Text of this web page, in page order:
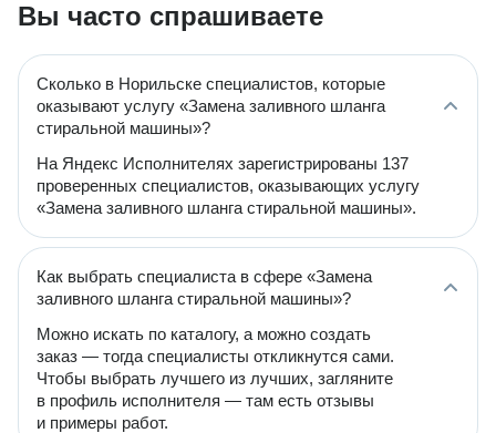
Вы часто спрашиваете
Сколько в Норильске специалистов, которые
оказывают услугу «Замена заливного шланга
стиральной машины»?
На Яндекс Исполнителях зарегистрированы 137
проверенных специалистов, оказывающих услугу
«Замена заливного шланга стиральной машины».
Как выбрать специалиста в сфере «Замена
заливного шланга стиральной машины»?
Можно искать по каталогу, а можно создать
заказ — тогда специалисты откликнутся сами.
Чтобы выбрать лучшего из лучших, загляните
в профиль исполнителя — там есть отзывы
и примеры работ.